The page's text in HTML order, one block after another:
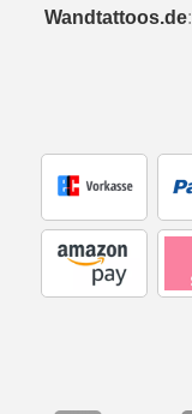
Wandtattoos.de: